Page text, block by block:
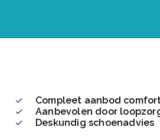
Compleet aanbod
Aanbevolen door
Deskundig schoenadvies